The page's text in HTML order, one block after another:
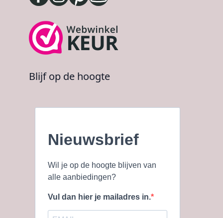
Blijf op de hoogte
Nieuwsbrief
Wil je op de hoogte blijven van
alle aanbiedingen?
Vul dan hier je mailadres in.